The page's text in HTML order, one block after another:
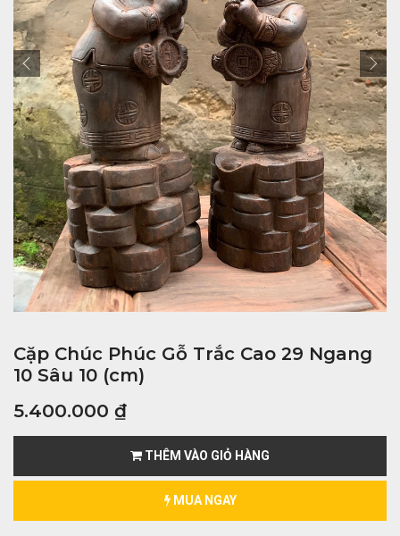
Cặp Chúc Phúc Gỗ Trắc Cao 29 Ngang
10 Sâu 10 (cm)
5.400.000 ₫
THÊM VÀO GIỎ HÀNG
MUA NGAY